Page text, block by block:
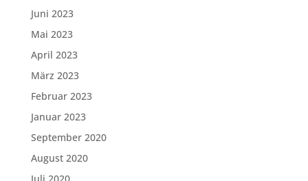
Juni 2023
Mai 2023
April 2023
März 2023
Februar 2023
Januar 2023
September 2020
August 2020